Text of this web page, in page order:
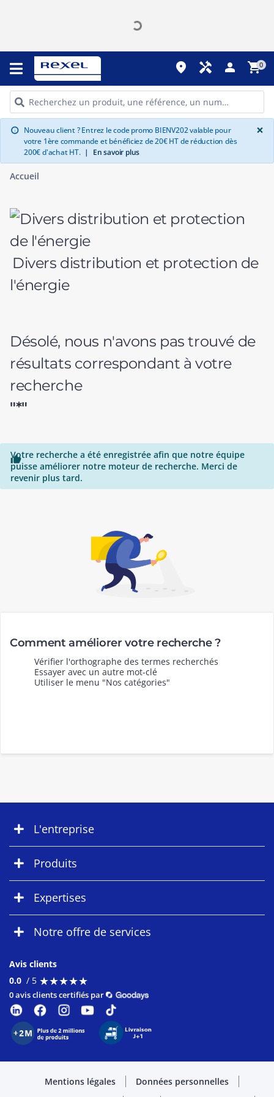
place handyman person shopping_cart0
info Nouveau client ? Entrez le code promo BIENV202 valable pour
votre 1ère commande et bénéficiez de 20€ HT de réduction dès
200€ d'achat HT. | En savoir plus
×
Accueil
Divers distribution et protection de
l'énergie
Désolé, nous n'avons pas trouvé de
résultats correspondant à votre
recherche
"*"

Votre recherche a été enregistrée afin que notre équipe
puisse améliorer notre moteur de recherche. Merci de
revenir plus tard.
Comment améliorer votre recherche ?
Vérifier l'orthographe des termes recherchés
Essayer avec un autre mot-clé
Utiliser le menu "Nos catégories"
L'entreprise
Produits
Expertises
Notre offre de services
Avis clients
0.0 / 5 ★★★★★
★★★★★
0 avis clients certifiés par
Mentions légales
Données personnelles